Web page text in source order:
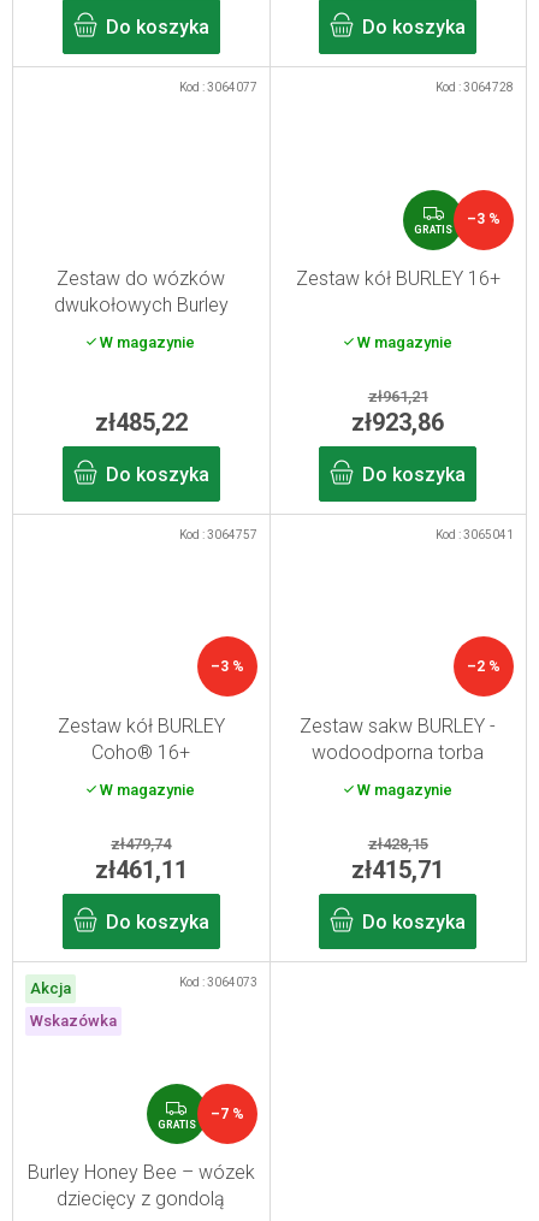
Do koszyka Do koszyka
Zestaw do wózków
dwukołowych Burley
W magazynie
zł485,22
Do koszyka
Kod :3064077
G
R
A
T
GRATIS
–3 %
Zestaw kół BURLEY 16+
W magazynie
zł961,21
zł923,86
Do koszyka
Kod :3064728
–3 %
Zestaw kół BURLEY
Coho® 16+
W magazynie
zł479,74
zł461,11
Do koszyka
Kod :3064757
–2 %
Zestaw sakw BURLEY -
wodoodporna torba
W magazynie
zł428,15
zł415,71
Do koszyka
Kod :3065041
Akcja
Wskazówka
G
R
A
T
S
GRATIS
–7 %
Burley Honey Bee – wózek
dziecięcy z gondolą
Kod :3064073